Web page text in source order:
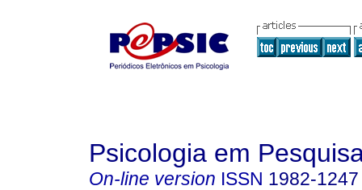
Psicologia em
On-line version ISSN 1982-1247